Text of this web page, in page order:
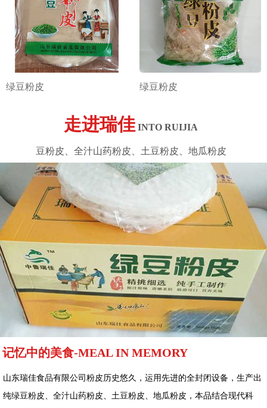
绿豆粉皮 绿豆粉皮
走进瑞佳 INTO RUIJIA
豆粉皮、全汁山药粉皮、土豆粉皮、地瓜粉皮
记忆中的美食-MEAL IN MEMORY
山东瑞佳食品有限公司粉皮历史悠久，运用先进的全封闭设备，生产出
纯绿豆粉皮、全汁山药粉皮、土豆粉皮、地瓜粉皮，本品结合现代科